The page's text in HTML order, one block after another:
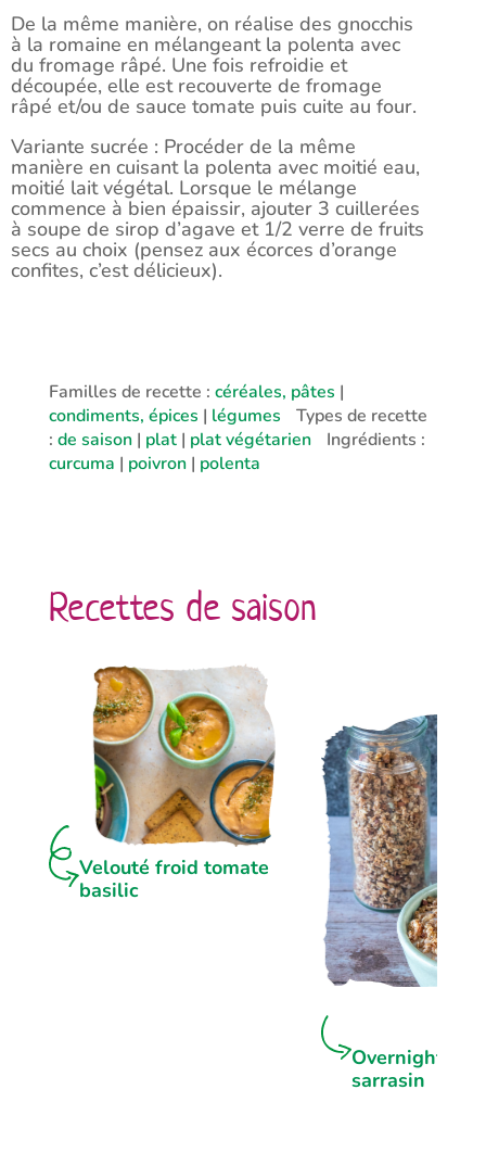
De la même manière, on réalise des gnocchis
à la romaine en mélangeant la polenta avec
du fromage râpé. Une fois refroidie et
découpée, elle est recouverte de fromage
râpé et/ou de sauce tomate puis cuite au four.
Variante sucrée : Procéder de la même
manière en cuisant la polenta avec moitié eau,
moitié lait végétal. Lorsque le mélange
commence à bien épaissir, ajouter 3 cuillerées
à soupe de sirop d’agave et 1/2 verre de fruits
secs au choix (pensez aux écorces d’orange
confites, c’est délicieux).
Familles de recette : céréales, pâtes |
condiments, épices | légumes
Types de recette
: de saison| plat| plat végétarien
Ingrédients :
curcuma | poivron| polenta
Recettes de saison
Velouté froid tomate
basilic
Overnight
sarrasin